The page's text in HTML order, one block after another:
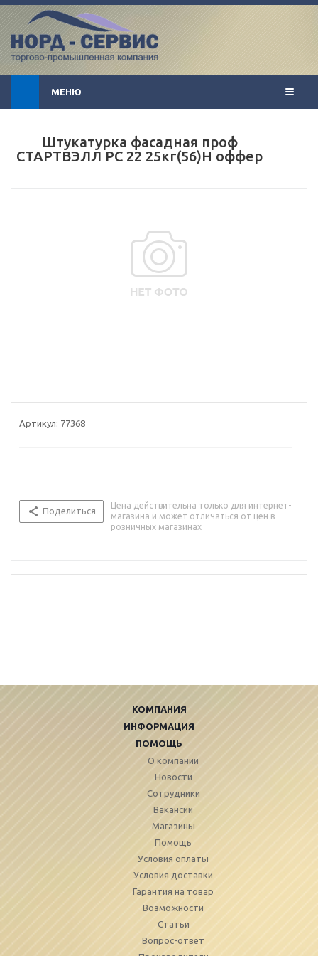
МЕНЮ
Штукатурка фасадная проф
СТАРТВЭЛЛ PC 22 25кг(56)Н оффер
Артикул: 77368
Поделиться
Цена действительна только для интернет-
магазина и может отличаться от цен в
розничных магазинах
КОМПАНИЯ
ИНФОРМАЦИЯ
ПОМОЩЬ
О компании
Новости
Сотрудники
Вакансии
Магазины
Помощь
Условия оплаты
Условия доставки
Гарантия на товар
Возможности
Статьи
Вопрос-ответ